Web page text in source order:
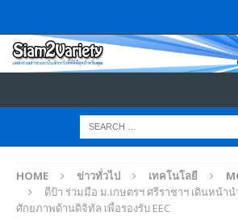
HOME ข่าวทั่วไป เทคโนโลยี
ดีป้า ร่วมมือ ม.เกษตรฯ ศรีราชาฯ เดินหน้า
ศักยภาพด้านดิจิทัล เพื่อรองรับ EEC